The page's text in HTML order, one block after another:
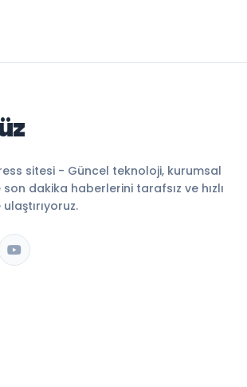
sitesi - Güncel teknoloji, kurumsal
dakika haberlerini tarafsız ve hızlı